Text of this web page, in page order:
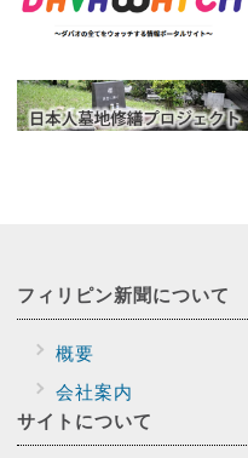
フィリピン新聞について
概要
会社案内
サイトについて